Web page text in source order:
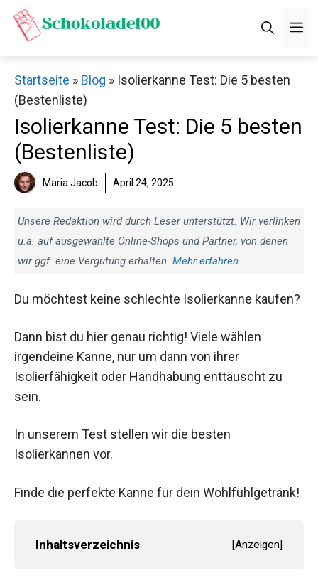
Zum
Inhalt
Startseite » Blog » Isolierkanne Test: Die 5 besten
(Bestenliste)
Isolierkanne Test: Die 5 besten
(Bestenliste)
Maria Jacob April 24, 2025
Unsere Redaktion wird durch Leser unterstützt. Wir verlinken
u.a. auf ausgewählte Online-Shops und Partner, von denen
wir ggf. eine Vergütung erhalten. Mehr erfahren.
Du möchtest keine schlechte Isolierkanne kaufen?
Dann bist du hier genau richtig! Viele wählen
irgendeine Kanne, nur um dann von ihrer
Isolierfähigkeit oder Handhabung enttäuscht zu
sein.
In unserem Test stellen wir die besten
Isolierkannen vor.
Finde die perfekte Kanne für dein Wohlfühlgetränk!
Inhaltsverzeichnis [Anzeigen]